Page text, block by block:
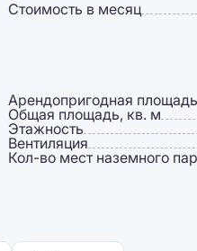
Стоимость в месяц
Арендопригодная площадь
Общая площадь, кв. м
Этажность
Вентиляция
Кол-во мест наземного